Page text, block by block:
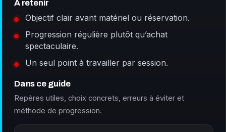
À retenir
Objectif clair avant matériel ou réservation.
Progression régulière plutôt qu’achat
spectaculaire.
Un seul point à travailler par session.
Dans ce guide
Repères utiles, choix concrets, erreurs à éviter et
méthode de progression.